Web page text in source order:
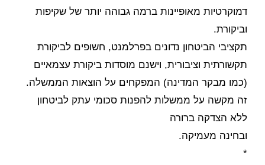
דמוקרטיות מאופיינות ברמה גבוהה יותר של שקיפות
וביקורת.
תקציבי הביטחון נדונים בפרלמנט, חשופים לביקורת
תקשורתית וציבורית, וישנם מוסדות ביקורת עצמאיים
(כמו מבקר המדינה) המפקחים על הוצאות הממשלה.
זה מקשה על ממשלות להפנות סכומי עתק לביטחון
ללא הצדקה ברורה
ובחינה מעמיקה.
*